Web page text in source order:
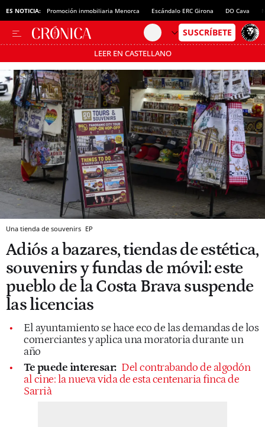
ES NOTICIA: Promoción inmobiliaria Menorca Escándalo ERC Girona DO Cava
LEER EN CASTELLANO
Pásate al MODO AHORRO
Una tienda de souvenirs EP
Adiós a bazares, tiendas de estética,
souvenirs y fundas de móvil: este
pueblo de la Costa Brava suspende
las licencias
El ayuntamiento se hace eco de las demandas de los
comerciantes y aplica una moratoria durante un
año
Te puede interesar: Del contrabando de algodón
al cine: la nueva vida de esta centenaria finca de
Sarrià